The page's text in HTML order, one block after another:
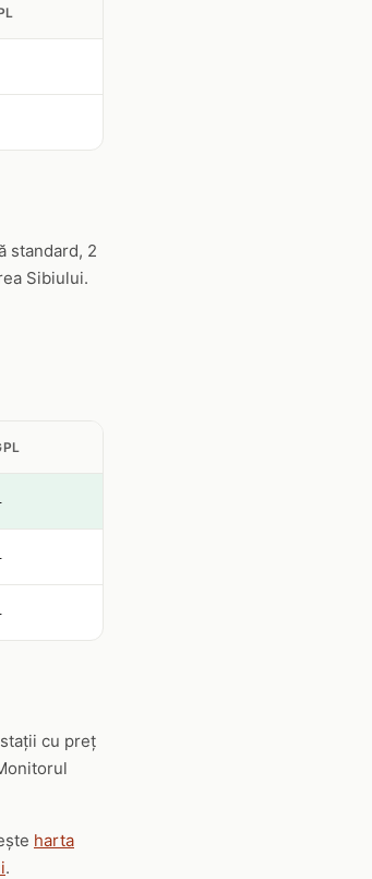
standard, 2
Sibiului.
cu preț
harta
.